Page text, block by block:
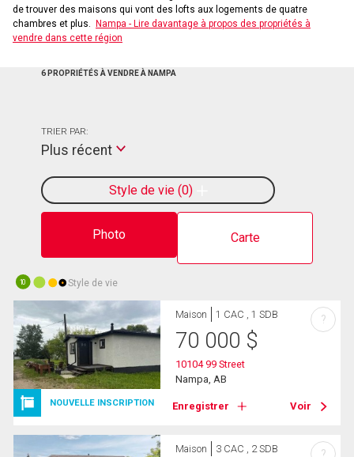
de trouver des maisons qui vont des lofts aux logements de quatre
chambres et plus.
Nampa - Lire davantage à propos des propriétés à
vendre dans cette région
6 PROPRIÉTÉS À VENDRE À NAMPA
Photo Carte
Style de vie 0
TRIER PAR:
Plus récent
10 Style de vie
NOUVELLE INSCRIPTION
Maison 1 CAC , 1 SDB
70 000 $
10104 99 Street
Nampa, AB
Enregistrer Voir
?
Maison 3 CAC , 2 SDB ?